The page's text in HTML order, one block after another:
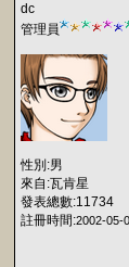
dc
管理員
性別:男
來自:瓦肯星
發表總數:11734
註冊時間:2002-05-